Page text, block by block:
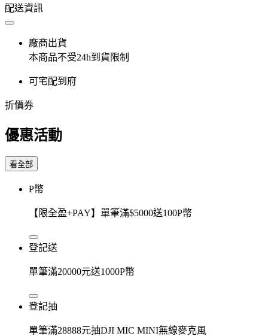
配送資訊
廠商出貨
本商品不受24h到貨限制
可宅配到府
折價券
優惠活動
看全部
P幣
【限全盈+PAY】單筆滿$5000送100P幣
登記送
單筆滿20000元送1000P幣
登記抽
單筆滿28888元抽DJI MIC MINI無線麥克風